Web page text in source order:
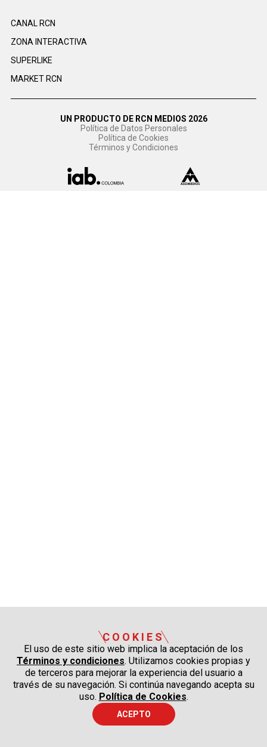
CANAL RCN
ZONA INTERACTIVA
SUPERLIKE
MARKET RCN
UN PRODUCTO DE RCN MEDIOS 2026
Política de Datos Personales
Política de Cookies
Términos y Condiciones
COOKIES
El uso de este sitio web implica la aceptación de los
Términos y condiciones. Utilizamos cookies propias y
de terceros para mejorar la experiencia del usuario a
través de su navegación. Si continúa navegando acepta su
uso. Política de Cookies.
ACEPTO